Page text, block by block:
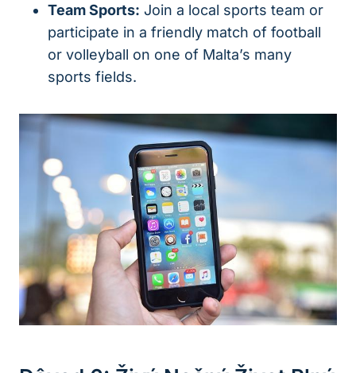
Team Sports: Join a local sports team or
participate in a friendly match of football
or volleyball on one of Malta’s many
sports fields.